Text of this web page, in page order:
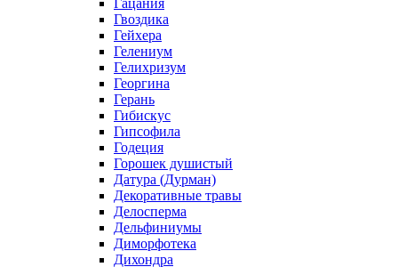
Гацания
Гвоздика
Гейхера
Гелениум
Гелихризум
Георгина
Герань
Гибискус
Гипсофила
Годеция
Горошек душистый
Датура (Дурман)
Декоративные травы
Делосперма
Дельфиниумы
Диморфотека
Дихондра